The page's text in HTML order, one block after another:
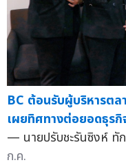
BC ต้อนรับผู้บริหารต
เผยทิศทางต่อยอดธุรกิ
— นายปรับชะรันซิงห์ ทัก
ก.ค.